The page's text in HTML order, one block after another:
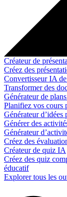
Créateur de
Créez des
Convertisseur IA
Transformer des
Générateur de
Planifiez vos cours
Générateur
Générer des
Générateur
Créez des
Créateur de quiz IA
Créez des quiz
éducatif
Explorer tous les